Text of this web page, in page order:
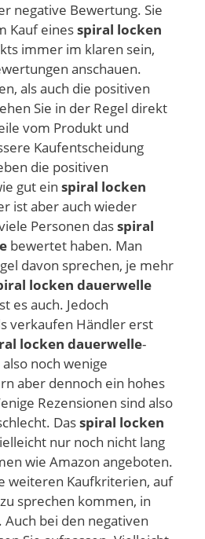
negative Bewertung. Sie
Kauf einesspiral locken
immer im klaren sein,
anschauen.
als auch die positiven
Sie in der Regel direkt
vom Produkt und
Kaufentscheidung
die positiven
gut ein spiral locken
ist aber auch wieder
Personen dasspiral
bewertet haben. Man
davon sprechen, je mehr
locken dauerwelle
es auch. Jedoch
verkaufen Händler erst
locken dauerwelle-
noch wenige
aber dennoch ein hohes
Rezensionen sind also
Dasspiral locken
nur noch nicht lang
wie Amazon angeboten.
weiteren Kaufkriterien, auf
sprechen kommen, in
bei den negativen